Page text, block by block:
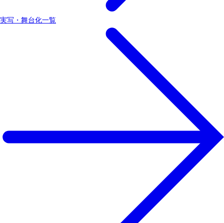
実写・舞台化一覧